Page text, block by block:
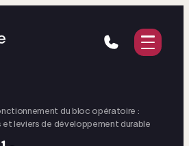
du bloc opératoire :
leviers de développement durable